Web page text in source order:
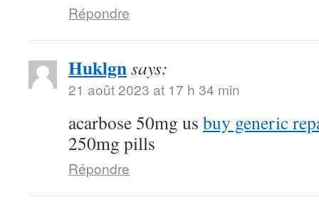
Répondre
Huklgnsays:
21 août 2023 at 17 h 34 min
acarbose 50mg us buy generic
250mg pills
Répondre